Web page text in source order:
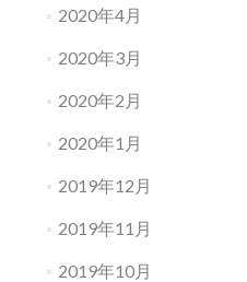
2020年4月
2020年3月
2020年2月
2020年1月
2019年12月
2019年11月
2019年10月